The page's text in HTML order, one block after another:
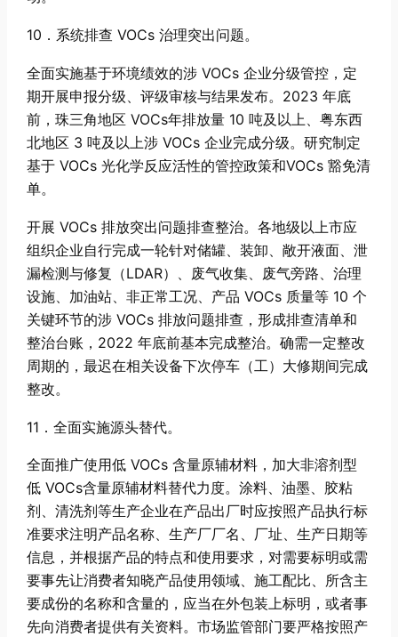
10．系统排查 VOCs 治理突出问题。
全面实施基于环境绩效的涉 VOCs 企业分级管控，定
期开展申报分级、评级审核与结果发布。2023 年底
前，珠三角地区 VOCs年排放量 10 吨及以上、粤东西
北地区 3 吨及以上涉 VOCs 企业完成分级。研究制定
基于 VOCs 光化学反应活性的管控政策和VOCs 豁免清
单。
开展 VOCs 排放突出问题排查整治。各地级以上市应
组织企业自行完成一轮针对储罐、装卸、敞开液面、泄
漏检测与修复（LDAR）、废气收集、废气旁路、治理
设施、加油站、非正常工况、产品 VOCs 质量等 10 个
关键环节的涉 VOCs 排放问题排查，形成排查清单和
整治台账，2022 年底前基本完成整治。确需一定整改
周期的，最迟在相关设备下次停车（工）大修期间完成
整改。
11．全面实施源头替代。
全面推广使用低 VOCs 含量原辅材料，加大非溶剂型
低 VOCs含量原辅材料替代力度。涂料、油墨、胶粘
剂、清洗剂等生产企业在产品出厂时应按照产品执行标
准要求注明产品名称、生产厂厂名、厂址、生产日期等
信息，并根据产品的特点和使用要求，对需要标明或需
要事先让消费者知晓产品使用领域、施工配比、所含主
要成份的名称和含量的，应当在外包装上标明，或者事
先向消费者提供有关资料。市场监管部门要严格按照产